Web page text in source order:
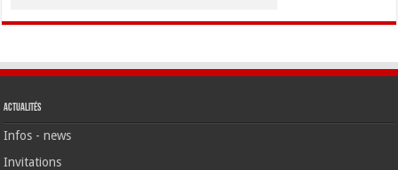
Actualités
Infos - news
Invitations